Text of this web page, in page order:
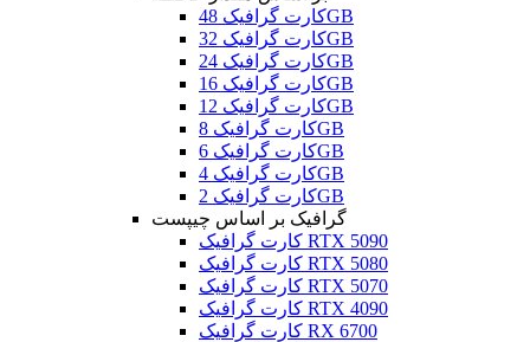
کارت گرافیک 48GB
کارت گرافیک 32GB
کارت گرافیک 24GB
کارت گرافیک 16GB
کارت گرافیک 12GB
کارت گرافیک 8GB
کارت گرافیک 6GB
کارت گرافیک 4GB
کارت گرافیک 2GB
گرافیک بر اساس چیپست
کارت گرافیک RTX 5090
کارت گرافیک RTX 5080
کارت گرافیک RTX 5070
کارت گرافیک RTX 4090
کارت گرافیک RX 6700